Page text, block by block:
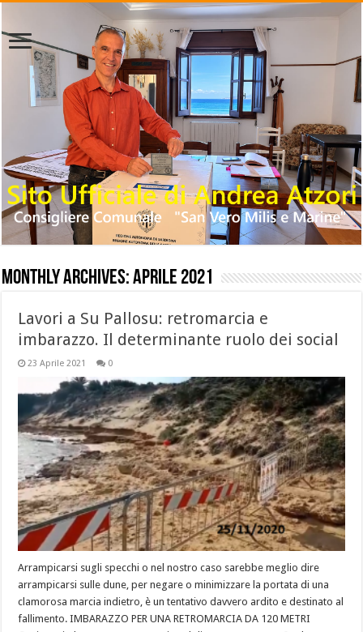
Monthly Archives:Aprile 2021
Lavori a Su Pallosu: retromarcia e
imbarazzo. Il determinante ruolo dei social
23 Aprile 2021 0
Arrampicarsi sugli specchi o nel nostro caso sarebbe meglio dire
arrampicarsi sulle dune, per negare o minimizzare la portata di una
clamorosa marcia indietro, è un tentativo davvero ardito e destinato al
fallimento. IMBARAZZO PER UNA RETROMARCIA DA 120 METRI